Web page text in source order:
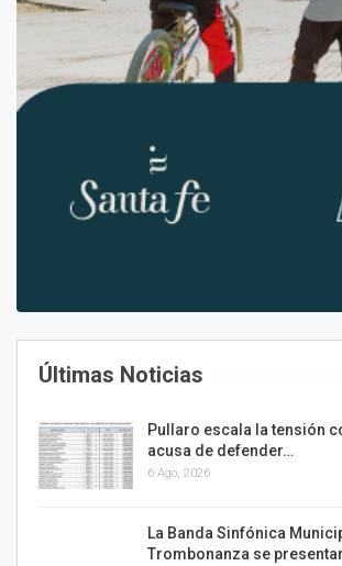
Últimas Noticias
Pullaro escala la tensión
acusa de defender…
6 Ago, 2026
La Banda Sinfónica
Trombonanza se